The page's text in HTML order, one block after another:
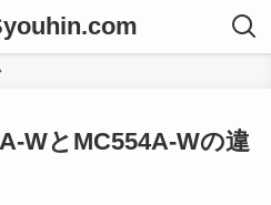
WとMC554A-Wの違